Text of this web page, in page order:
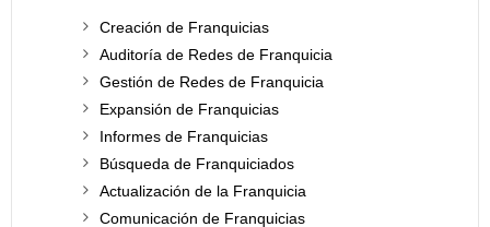
Creación de Franquicias
Auditoría de Redes de Franquicia
Gestión de Redes de Franquicia
Expansión de Franquicias
Informes de Franquicias
Búsqueda de Franquiciados
Actualización de la Franquicia
Comunicación de Franquicias